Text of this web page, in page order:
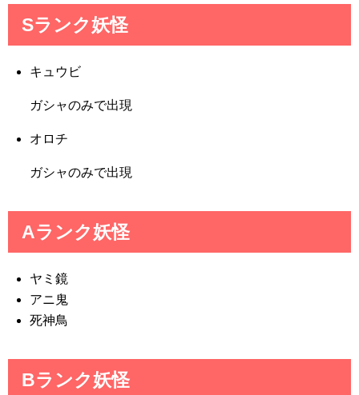
Sランク妖怪
キュウビ
ガシャのみで出現
オロチ
ガシャのみで出現
Aランク妖怪
ヤミ鏡
アニ鬼
死神鳥
Bランク妖怪